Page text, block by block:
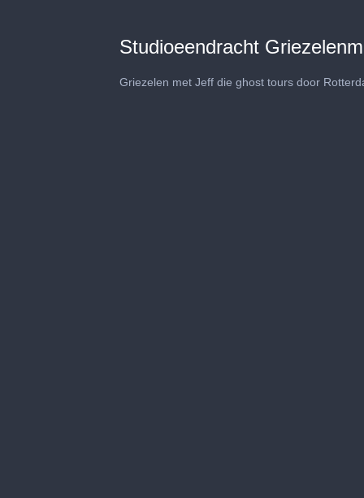
Studioeendracht
Griezelen met Jeff die ghost tours door